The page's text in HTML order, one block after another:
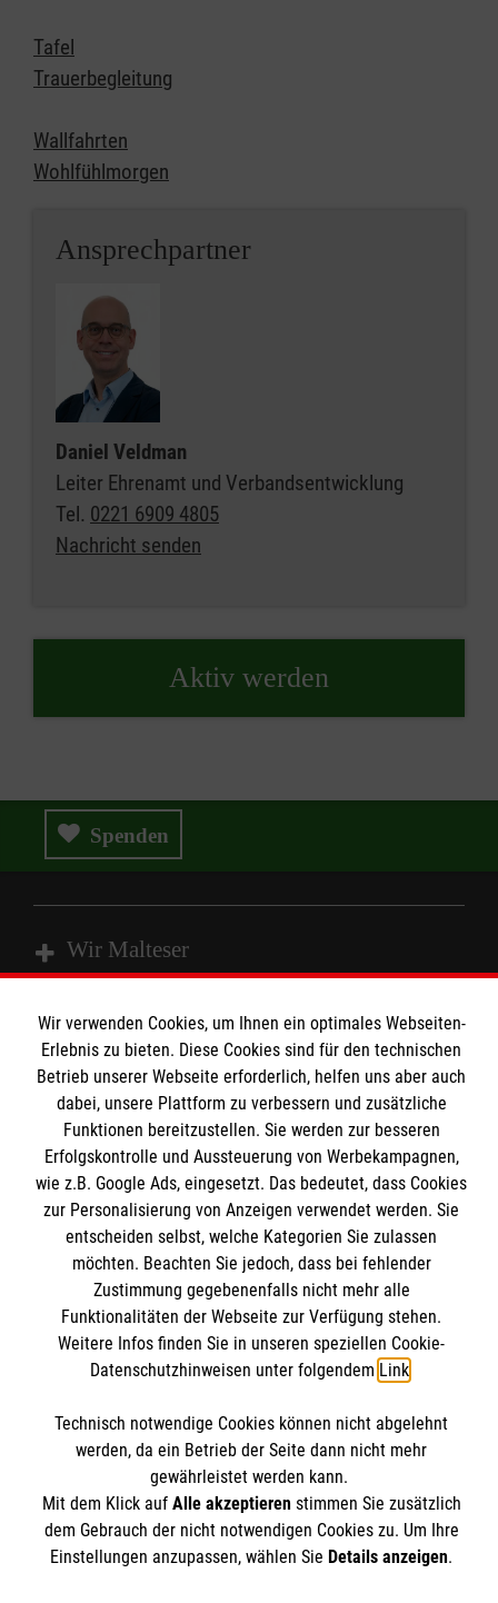
Tafel
Trauerbegleitung
Wallfahrten
Wohlfühlmorgen
Ansprechpartner
Daniel Veldman
Leiter Ehrenamt und Verbandsentwicklung
Tel. 0221 6909 4805
Nachricht senden
Aktiv werden
Spenden
Wir Malteser
Spenden & Helfen
Angebote & Leistungen
Kursangebote
Mitarbeiten
Stellenangebote
Wir Malteser
Informationen
Kontakt
Presse und Medien
Transparenz
Impressum
Datenschutz
Barrierefreiheit
Malteser online
Malteserorden
Malteser Jugend
Malteser International
Mediathek
Sharepoint
Spendenkonto
Bank: Pax-Bank für Kirche und Caritas eG
IBAN: DE90 3706 0120 1201 2100 18
BIC: GENODED1PA7
Der Malteser Hilfsdienst e.V. ist als eingetragene
gemeinnützige Organisation von der Körperschaft- und
Wir verwenden Cookies, um Ihnen ein optimales Webseiten-
Erlebnis zu bieten. Diese Cookies sind für den technischen
Betrieb unserer Webseite erforderlich, helfen uns aber auch
dabei, unsere Plattform zu verbessern und zusätzliche
Funktionen bereitzustellen. Sie werden zur besseren
Erfolgskontrolle und Aussteuerung von Werbekampagnen,
wie z.B. Google Ads, eingesetzt. Das bedeutet, dass Cookies
zur Personalisierung von Anzeigen verwendet werden. Sie
entscheiden selbst, welche Kategorien Sie zulassen
möchten. Beachten Sie jedoch, dass bei fehlender
Zustimmung gegebenenfalls nicht mehr alle
Funktionalitäten der Webseite zur Verfügung stehen.
Weitere Infos finden Sie in unseren speziellen Cookie-
Datenschutzhinweisen unter folgendem Link.
Technisch notwendige Cookies können nicht abgelehnt
werden, da ein Betrieb der Seite dann nicht mehr
gewährleistet werden kann.
Mit dem Klick auf Alle akzeptierenstimmen Sie zusätzlich
dem Gebrauch der nicht notwendigen Cookies zu. Um Ihre
Einstellungen anzupassen, wählen Sie Details anzeigen.